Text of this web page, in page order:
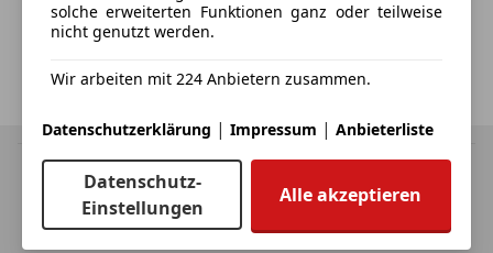
Wir verwenden Deine E-Mail-Adresse gemäß unseren
Datenschutzbestimmungen
erhalten willst, kannst Du jederzeithierwidersprechen.
MwSt. ausweisbar
Herstellerangabe für Neufahrzeuge. Je nach Kilometerstand,
Fahrverhalten, Batteriealter und Ladeverhalten kann die elektrische
Reichweite bei Gebrauchtwagen deutlich abweichen.
solche erweiterten Funktionen ganz oder teilweise
nicht genutzt werden.
Wir arbeiten mit 224 Anbietern zusammen.
Datenschutzerklärung | Impressum | Anbieterliste
Datenschutz-
Einstellungen
Alle akzeptieren